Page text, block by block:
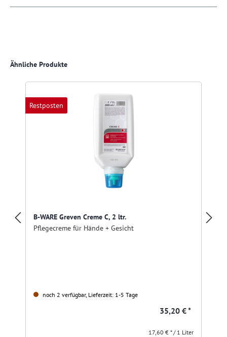
Produktgalerie überspringen
Ähnliche Produkte
Restposten
B-WARE Greven Creme C, 2 ltr.
Pflegecreme für Hände + Gesicht
noch 2 verfügbar, Lieferzeit: 1-5 Tage
35,20 € *
17,60 € * / 1 Liter